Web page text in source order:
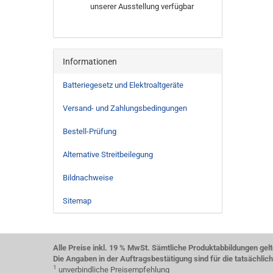
unserer Ausstellung verfügbar
Informationen
Batteriegesetz und Elektroaltgeräte
Versand- und Zahlungsbedingungen
Bestell-Prüfung
Alternative Streitbeilegung
Bildnachweise
Sitemap
Alle Preise inkl. 19 % MwSt. Sämtliche Produktabbildungen
Die Angaben in der Auftragsbestätigung sind für die
1 unverbindliche Preisempfehlung